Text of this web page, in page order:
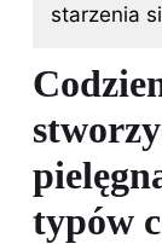
starzenia
typów